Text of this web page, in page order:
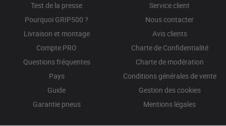
Test de la presse
Pourquoi GRIP500 ?
Livraison et montage
Compte PRO
Questions fréquentes
Pays
Guide
Garantie pneus
Service client
Nous contacter
Avis clients
Charte de Confidentialité
Charte de modération
Conditions générales de vente
Gestion des cookies
Mentions légales